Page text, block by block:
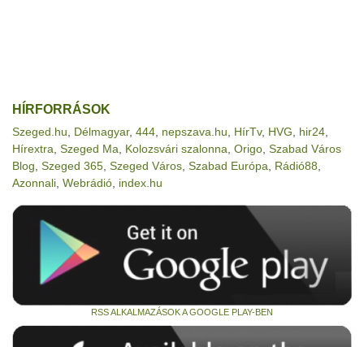
HÍRFORRÁSOK
Szeged.hu Délmagyar, 444 nepszava.hu HírTv, HVG hir24
Hírextra Szeged Ma Kolozsvári szalonna Origo Szabad Város
Blog Szeged 365 Szeged Város Szabad Európa Rádió88
Azonnali Webrádió index.hu
RSS ALKALMAZÁSOK A GOOGLE PLAY-BEN